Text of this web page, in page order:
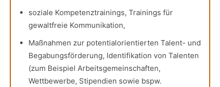
soziale Kompetenztrainings, Trainings für
gewaltfreie Kommunikation,
Maßnahmen zur potentialorientierten Talent- und
Begabungsförderung, Identifikation von Talenten
(zum Beispiel Arbeitsgemeinschaften,
Wettbewerbe, Stipendien sowie bspw.